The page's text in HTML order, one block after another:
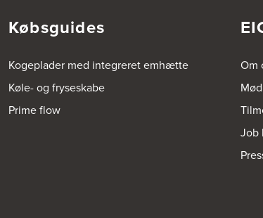
Købsguides
Kogeplader med integreret emhætte
Køle- og fryseskabe
Prime flow
Om
Job